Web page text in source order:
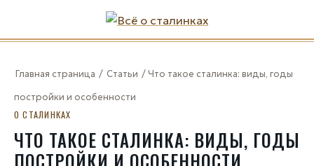
Главная страница / Статьи /Что такое сталинка: виды, годы
постройки и особенности
О СТАЛИНКАХ
ЧТО ТАКОЕ СТАЛИНКА: ВИДЫ, ГОДЫ
ПОСТРОЙКИ И ОСОБЕННОСТИ